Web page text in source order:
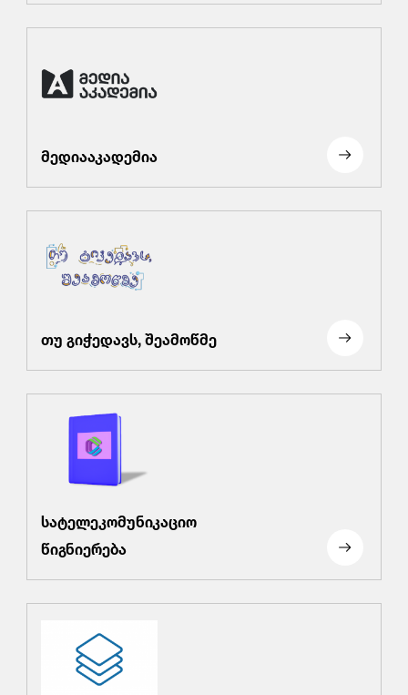
მედიააკადემია
თუ გიჭედავს, შეამოწმე
სატელეკომუნიკაციო
წიგნიერება